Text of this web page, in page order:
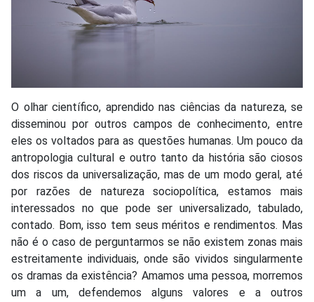
O olhar científico, aprendido nas ciências da natureza, se
disseminou por outros campos de conhecimento, entre
eles os voltados para as questões humanas. Um pouco da
antropologia cultural e outro tanto da história são ciosos
dos riscos da universalização, mas de um modo geral, até
por razões de natureza sociopolítica, estamos mais
interessados no que pode ser universalizado, tabulado,
contado. Bom, isso tem seus méritos e rendimentos. Mas
não é o caso de perguntarmos se não existem zonas mais
estreitamente individuais, onde são vividos singularmente
os dramas da existência? Amamos uma pessoa, morremos
um a um, defendemos alguns valores e a outros